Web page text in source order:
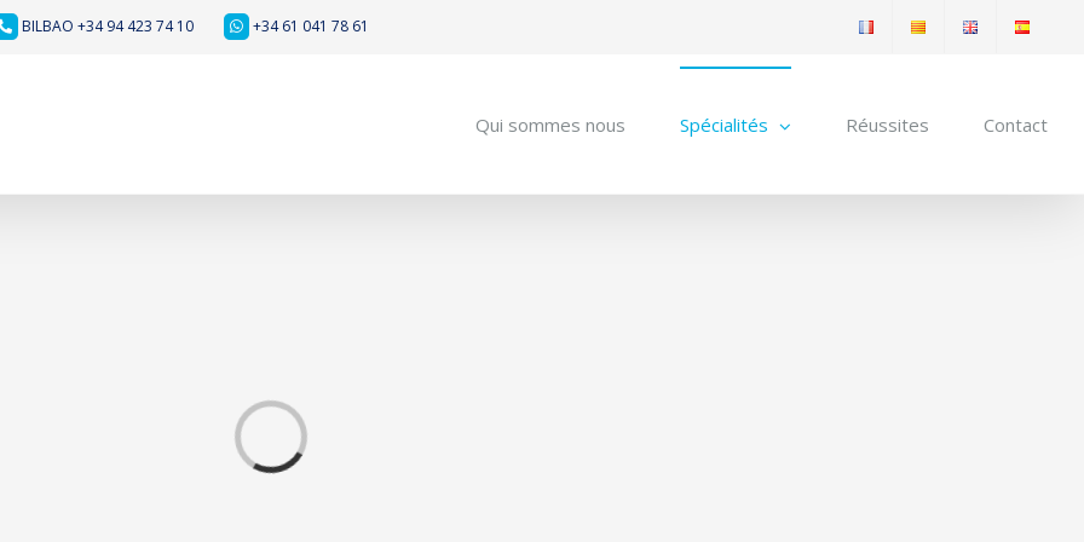
BILBAO +34 94 423 74 10 +34 61 041 78 61
Qui sommes nous Spécialités Réussites Contact
Loading...